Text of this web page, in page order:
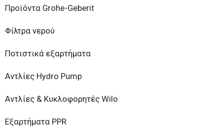
Προϊόντα Grohe-Geberit
Φίλτρα νερού
Ποτιστικά εξαρτήματα
Αντλίες Hydro Pump
Αντλίες & Κυκλοφορητές Wilo
Εξαρτήματα PPR